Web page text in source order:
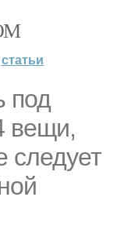
статьи
под
вещи,
следует